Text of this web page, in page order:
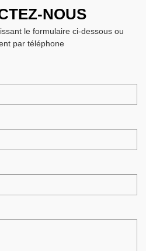
NOUS
le formulaire ci-dessous ou
par téléphone